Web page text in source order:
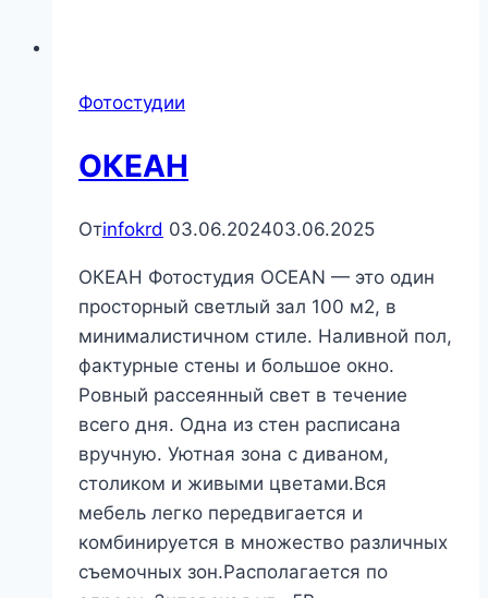
Фотостудии
ОКЕАН
Отinfokrd 03.06.202403.06.2025
ОКЕАН Фотостудия OCEAN — это один
просторный светлый зал 100 м2, в
минималистичном стиле. Наливной пол,
фактурные стены и большое окно.
Ровный рассеянный свет в течение
всего дня. Одна из стен расписана
вручную. Уютная зона с диваном,
столиком и живыми цветами.Вся
мебель легко передвигается и
комбинируется в множество различных
съемочных зон.Располагается по